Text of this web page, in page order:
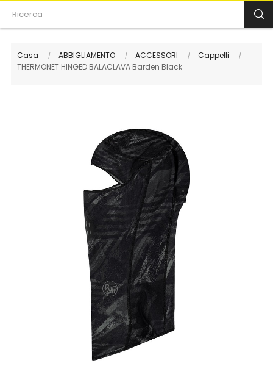
Casa ABBIGLIAMENTO ACCESSORI
Cappelli
THERMONET HINGED BALACLAVA Barden Black